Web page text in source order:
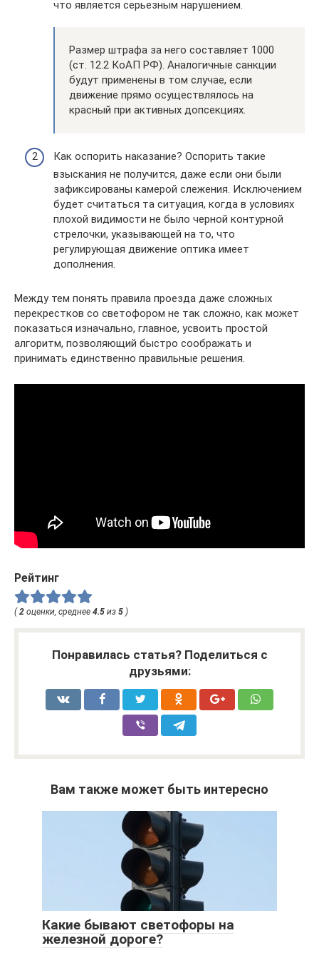
что является серьезным нарушением.
Размер штрафа за него составляет 1000
(ст. 12.2 КоАП РФ). Аналогичные санкции
будут применены в том случае, если
движение прямо осуществлялось на
красный при активных допсекциях.
Как оспорить наказание? Оспорить такие
взыскания не получится, даже если они были
зафиксированы камерой слежения. Исключением
будет считаться та ситуация, когда в условиях
плохой видимости не было черной контурной
стрелочки, указывающей на то, что
регулирующая движение оптика имеет
дополнения.
Между тем понять правила проезда даже сложных
перекрестков со светофором не так сложно, как может
показаться изначально, главное, усвоить простой
алгоритм, позволяющий быстро соображать и
принимать единственно правильные решения.
Рейтинг
(2 оценки, среднее 4.5 из 5 )
Понравилась статья? Поделиться с
друзьями:
Вам также может быть интересно
Какие бывают светофоры на
железной дороге?